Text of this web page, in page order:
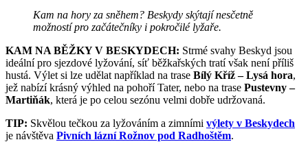
Kam na hory za sněhem? Beskydy skýtají nesčetně
možností pro začátečníky i pokročilé lyžaře.
KAM NA BĚŽKY V BESKYDECH: Strmé svahy Beskyd jsou
ideální pro sjezdové lyžování, síť běžkařských tratí však není příliš
hustá. Výlet si lze udělat například na trase Bílý Kříž – Lysá hora,
jež nabízí krásný výhled na pohoří Tater, nebo na trase Pustevny –
Martiňák, která je po celou sezónu velmi dobře udržovaná.
TIP: Skvělou tečkou za lyžováním a zimními výlety v Beskydech
je návštěva Pivních lázní Rožnov pod Radhoštěm.